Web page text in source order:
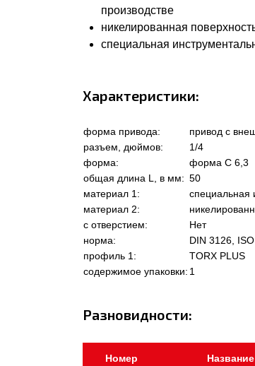
производстве
никелированная
специальная
Характеристики:
форма привода:
привод с
разъем, дюймов:
1/4
форма:
форма C 6,3
общая длина L, в мм: 50
материал 1:
специальная
материал 2:
с отверстием:
Нет
норма:
DIN 3126,
профиль 1:
TORX PLUS
содержимое упаковки: 1
Разновидности:
Номер